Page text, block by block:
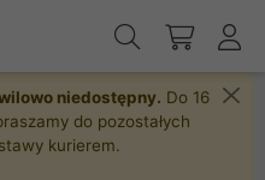
niedostępny. Do 16
do pozostałych
kurierem.